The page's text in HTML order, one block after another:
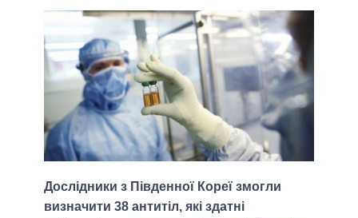
Дослідники з Південної Кореї змогли
визначити 38 антитіл, які здатні